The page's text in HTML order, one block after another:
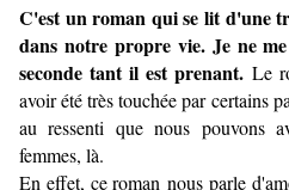
C'est un roman qui se lit d'une
dans notre propre vie. Je ne
seconde tant il est prenant. Le
avoir été très touchée par certains
au ressenti que nous pouvons
femmes, là.
En effet, ce roman nous parle